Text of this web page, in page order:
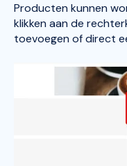
Producten kunnen
klikken aan de
toevoegen of direct